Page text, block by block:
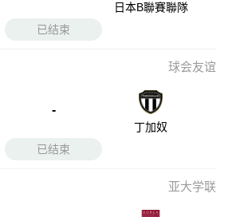
日本B聯賽聯隊
已结束
球会友谊
-
丁加奴
已结束
亚大学联